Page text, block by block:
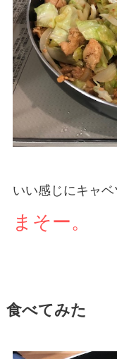
いい感じにキャベ
まそー。
食べてみた